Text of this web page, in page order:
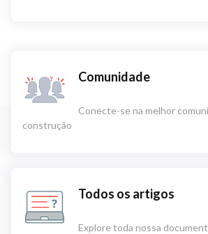
Comunidade
Conecte-se na melhor
construção
Todos os artigos
Explore toda nossa